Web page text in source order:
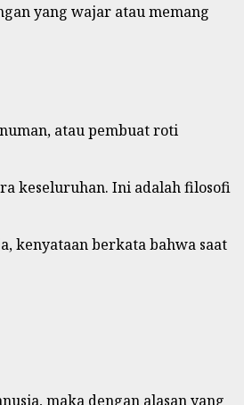
yang wajar atau memang
atau pembuat roti
keseluruhan. Ini adalah filosofi
kenyataan berkata bahwa saat
maka dengan alasan yang